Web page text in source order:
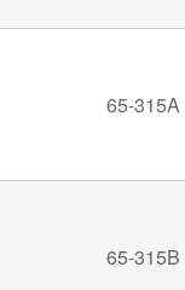
65-315A
65-315B